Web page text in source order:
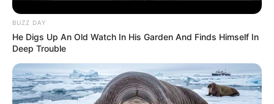
Archaeologists Dug Just A Bit Deeper—And Found
This!
Buzz Day